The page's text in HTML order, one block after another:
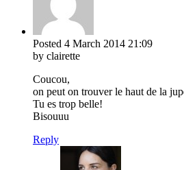
Posted 4 March 2014 21:09
by clairette
Coucou,
on peut on trouver le haut de la
Tu es trop belle!
Bisouuu
Reply